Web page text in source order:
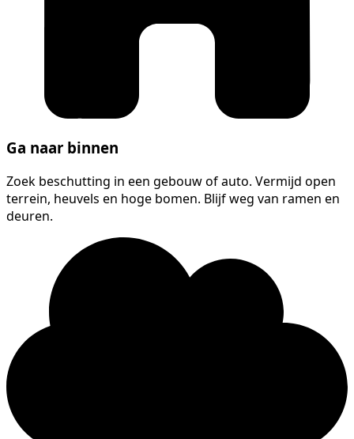
Ga naar binnen
Zoek beschutting in een gebouw of auto. Vermijd open
terrein, heuvels en hoge bomen. Blijf weg van ramen en
deuren.